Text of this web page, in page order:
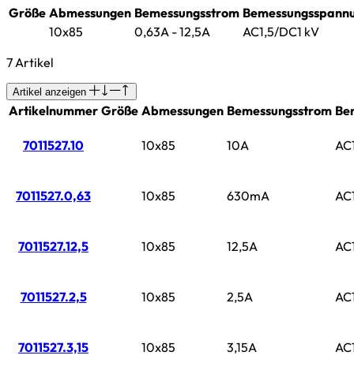
Größe Abmessungen Bemessungsstrom
10x85
0,63A - 12,5A
AC1,5/DC1 kV
7 Artikel
Artikel anzeigen
Artikelnummer Größe Abmessungen Bemessungsstrom
7011527.10 10x85 10A
7011527.0,63 10x85 630mA
7011527.12,5 10x85 12,5A
7011527.2,5 10x85 2,5A
7011527.3,15 10x85 3,15A